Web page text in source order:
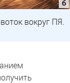
вокруг ПЯ.